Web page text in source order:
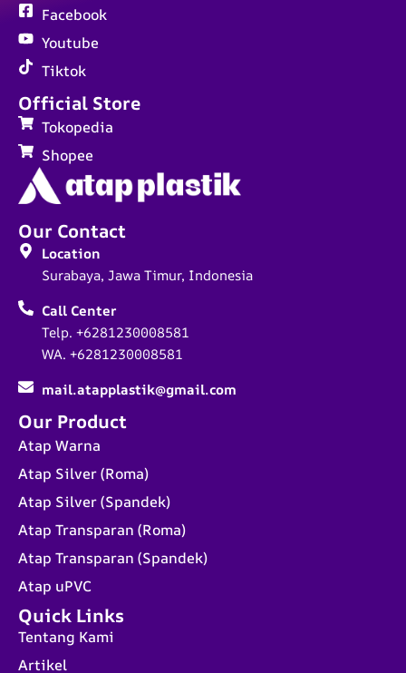
Quick Links
Tentang Kami
Artikel
Our Product
Atap Warna
Atap Silver (Roma)
Atap Silver (Spandek)
Atap Transparan (Roma)
Atap Transparan (Spandek)
Atap uPVC
Our Contact
Location
Surabaya, Jawa Timur, Indonesia
Call Center
Telp. +6281230008581
WA. +6281230008581
mail.atapplastik@gmail.com
Official Store
Tokopedia
Shopee
Facebook
Youtube
Tiktok